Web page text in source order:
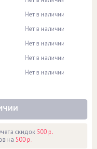
Нет в наличии
Нет в наличии
Нет в наличии
Нет в наличии
Нет в наличии
скидок 500 р.
на 500 р.